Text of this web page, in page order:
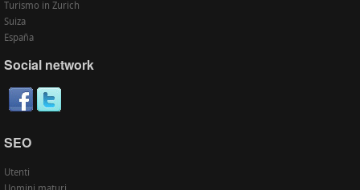
Turismo in Zurich
Suiza
España
Social network
SEO
Utenti